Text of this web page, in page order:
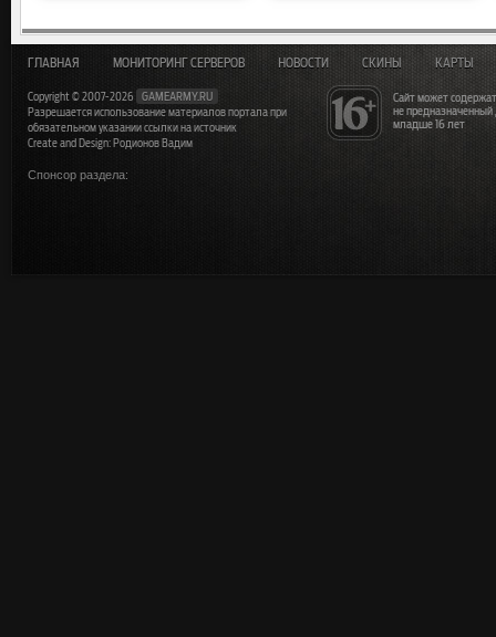
Сайт может
не
младше 16 лет
ГЛАВНАЯ МОНИТОРИНГ СЕРВЕРОВ НОВОСТИ СКИНЫ КАРТЫ
Copyright © 2007-2026
GAMEARMY.RU
Разрешается использование материалов портала при
обязательном указании ссылки на источник
Create and Design: Родионов Вадим
Спонсор раздела: